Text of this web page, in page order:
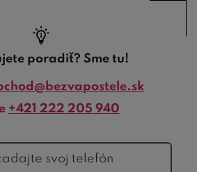
poradiť? Sme tu!
+421 222 205 940